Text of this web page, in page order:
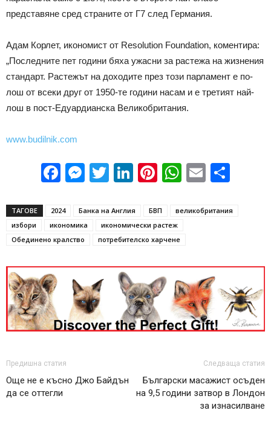
представяне сред страните от Г7 след Германия.
Адам Корлет, икономист от Resolution Foundation, коментира:
„Последните пет години бяха ужасни за растежа на жизнения
стандарт. Растежът на доходите през този парламент е по-
лош от всеки друг от 1950-те години насам и е третият най-
лош в пост-Едуардианска Великобритания.
www.budilnik.com
Facebook
Messenger
Twitter
LinkedIn
Pinterest
WhatsApp
Email
ТАГОВЕ 2024 Банка на Англия БВП
великобритания
избори
икономика
икономически растеж
Обединено кралство
потребителско харчене
Предишна статия
Още не е късно Джо Байдън
да се оттегли
Следваща статия
Български масажист осъден
на 9,5 години затвор в Лондон
за изнасилване